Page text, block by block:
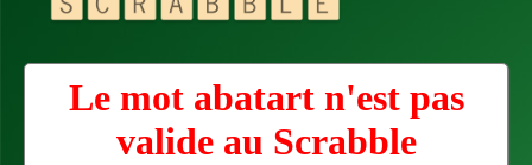
Le mot abatart n'est pas
valide au Scrabble